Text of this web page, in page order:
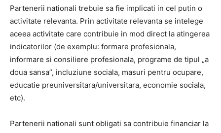
Partenerii nationali trebuie sa fie implicati in cel putin o
activitate relevanta. Prin activitate relevanta se intelege
aceea activitate care contribuie in mod direct la atingerea
indicatorilor (de exemplu: formare profesionala,
informare si consiliere profesionala, programe de tipul „a
doua sansa”, incluziune sociala, masuri pentru ocupare,
educatie preuniversitara/universitara, economie sociala,
etc).
Partenerii nationali sunt obligati sa contribuie financiar la